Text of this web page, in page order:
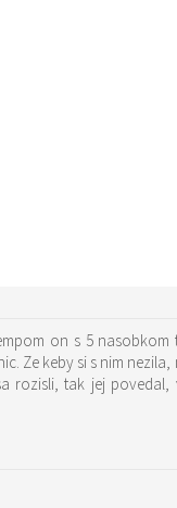
on s 5 nasobkom
Ze keby si s nim
rozisli, tak jej povedal,